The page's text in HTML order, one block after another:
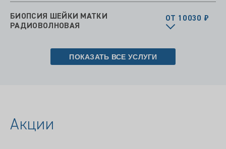
БИОПСИЯ ШЕЙКИ МАТКИ
РАДИОВОЛНОВАЯ
ОТ 10030 ₽
ПОКАЗАТЬ ВСЕ УСЛУГИ
Акции